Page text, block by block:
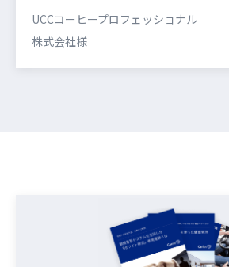
UCCコーヒープロフェッショナル
株式会社様